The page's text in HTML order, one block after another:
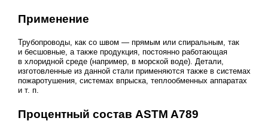
Применение
Трубопроводы, как со швом — прямым или спиральным, так
и бесшовные, а также продукция, постоянно работающая
в хлоридной среде (например, в морской воде). Детали,
изготовленные из данной стали применяются также в системах
пожаротушения, системах впрыска, теплообменных аппаратах
и т. п.
Процентный состав ASTM A789